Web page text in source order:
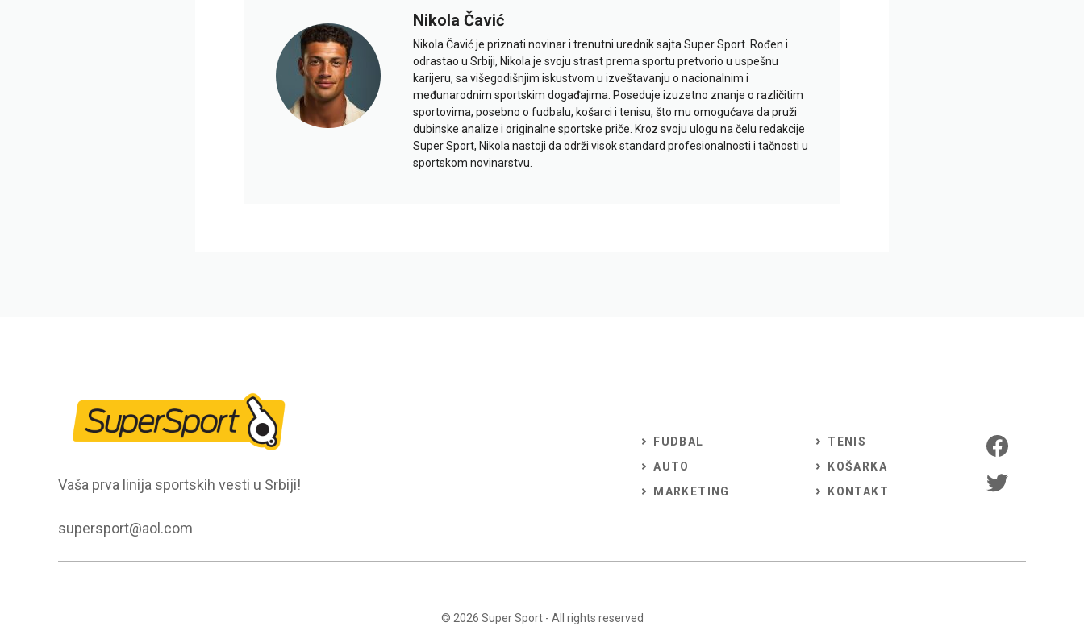
Nikola Čavić
Nikola Čavić je priznati novinar i trenutni urednik sajta Super Sport. Rođen i
odrastao u Srbiji, Nikola je svoju strast prema sportu pretvorio u uspešnu
karijeru, sa višegodišnjim iskustvom u izveštavanju o nacionalnim i
međunarodnim sportskim događajima. Poseduje izuzetno znanje o različitim
sportovima, posebno o fudbalu, košarci i tenisu, što mu omogućava da pruži
dubinske analize i originalne sportske priče. Kroz svoju ulogu na čelu redakcije
Super Sport, Nikola nastoji da održi visok standard profesionalnosti i tačnosti u
sportskom novinarstvu.
Vaša prva linija sportskih vesti u Srbiji!
supersport@aol.com
FUDBAL
AUTO
MARKETING
TENIS
KOŠARKA
KONTAKT
© 2026 Super Sport- All rights reserved